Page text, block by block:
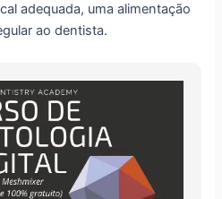
adequada, uma alimentação
ao dentista.